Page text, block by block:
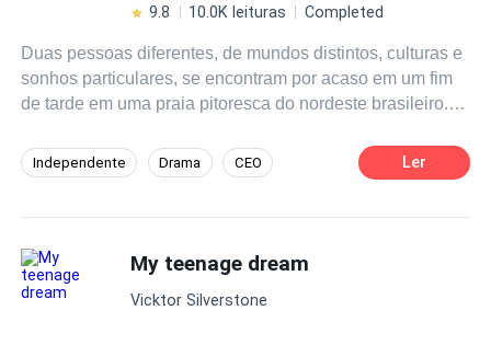
9.8 10.0K leituras Completed
Duas pessoas diferentes, de mundos distintos, culturas e
sonhos particulares, se encontram por acaso em um fim
de tarde em uma praia pitoresca do nordeste brasileiro.
simples do nordeste, cheia de sonhos. Apesar das
diferenças, eles iniciam uma jornada de descobertas.
Independente Drama CEO Ler
My teenage dream
Vicktor Silverstone